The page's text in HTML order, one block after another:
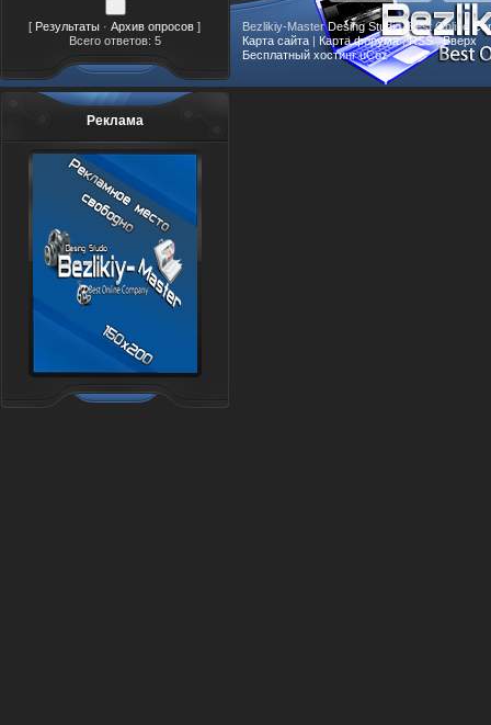
[ Результаты ·Архив опросов ]
Всего ответов: 5
Реклама
Bezlikiy-MasterDesing Studio, Best Online
Карта сайта | Карта форума|RSS|Вверх
Бесплатный хостинг uCoz